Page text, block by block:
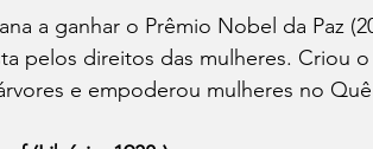
a ganhar o Prêmio Nobel da Paz
pelos direitos das mulheres. Criou
e empoderou mulheres no